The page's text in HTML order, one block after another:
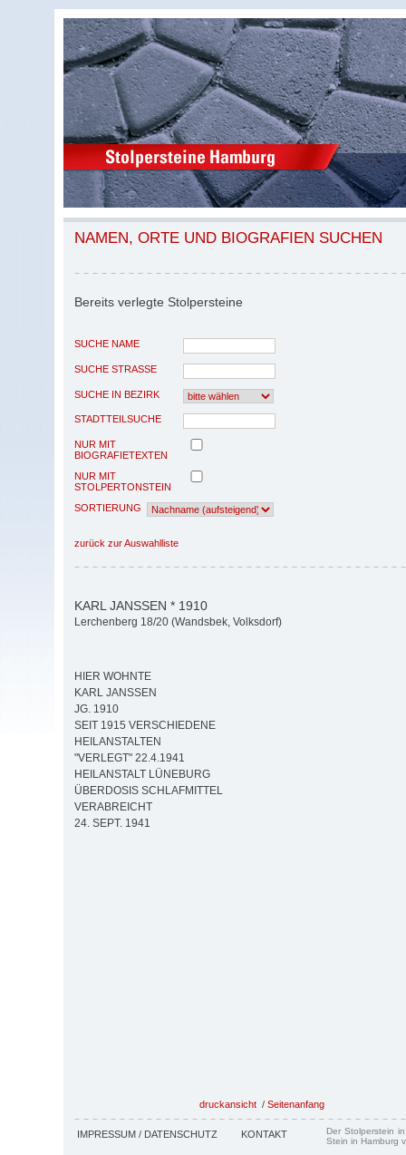
NAMEN, ORTE UND BIOGRAFIEN SUCHEN
Bereits verlegte Stolpersteine
SUCHE NAME
SUCHE STRASSE
SUCHE IN BEZIRK
STADTTEILSUCHE
NUR MIT
BIOGRAFIETEXTEN
NUR MIT
STOLPERTONSTEIN
SORTIERUNG
zurück zur Auswahlliste
KARL JANSSEN * 1910
Lerchenberg 18/20 (Wandsbek, Volksdorf)
HIER WOHNTE
KARL JANSSEN
JG. 1910
SEIT 1915 VERSCHIEDENE
HEILANSTALTEN
"VERLEGT" 22.4.1941
HEILANSTALT LÜNEBURG
ÜBERDOSIS SCHLAFMITTEL
VERABREICHT
24. SEPT. 1941
druckansicht / Seitenanfang
IMPRESSUM / DATENSCHUTZ KONTAKT
Der Stolperstein
Stein in Hamburg